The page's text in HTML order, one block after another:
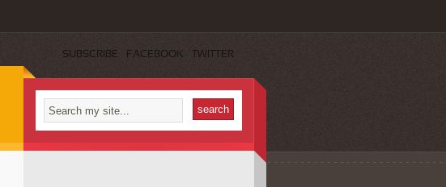
SUBSCRIBE FACEBOOK TWITTER